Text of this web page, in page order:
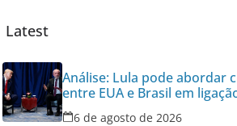
Latest
Análise: Lula pode abordar
entre EUA e Brasil em
para Trump
6 de agosto de 2026